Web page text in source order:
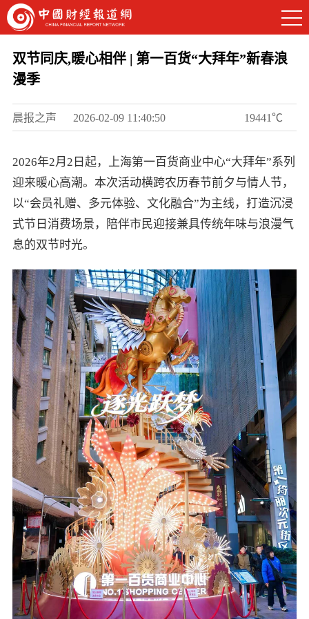
双节同庆,暖心相伴 | 第一百货“大拜年”新春浪
漫季
晨报之声 2026-02-09 11:40:50 19441℃
2026年2月2日起，上海第一百货商业中心“大拜年”系列
迎来暖心高潮。本次活动横跨农历春节前夕与情人节，
以“会员礼赠、多元体验、文化融合”为主线，打造沉浸
式节日消费场景，陪伴市民迎接兼具传统年味与浪漫气
息的双节时光。